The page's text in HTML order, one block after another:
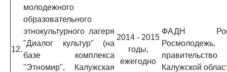
12.
молодежного
образовательного
этнокультурного лагеря
"Диалог культур" (на
базе комплекса
"Этномир", Калужская
2014 - 2015
годы,
ежегодно
ФАДН
Росмолодежь,
правительство
Калужской